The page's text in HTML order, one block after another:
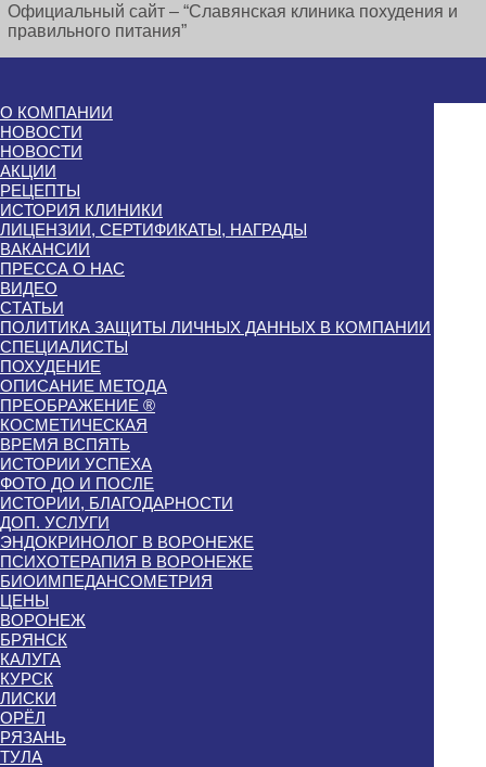
Официальный сайт – “Славянская клиника похудения и
правильного питания”
О КОМПАНИИ
НОВОСТИ
НОВОСТИ
АКЦИИ
РЕЦЕПТЫ
ИСТОРИЯ КЛИНИКИ
ЛИЦЕНЗИИ, СЕРТИФИКАТЫ, НАГРАДЫ
ВАКАНСИИ
ПРЕССА О НАС
ВИДЕО
СТАТЬИ
ПОЛИТИКА ЗАЩИТЫ ЛИЧНЫХ ДАННЫХ В КОМПАНИИ
СПЕЦИАЛИСТЫ
ПОХУДЕНИЕ
ОПИСАНИЕ МЕТОДА
ПРЕОБРАЖЕНИЕ ®
КОСМЕТИЧЕСКАЯ
ВРЕМЯ ВСПЯТЬ
ИСТОРИИ УСПЕХА
ФОТО ДО И ПОСЛЕ
ИСТОРИИ, БЛАГОДАРНОСТИ
ДОП. УСЛУГИ
ЭНДОКРИНОЛОГ В ВОРОНЕЖЕ
ПСИХОТЕРАПИЯ В ВОРОНЕЖЕ
БИОИМПЕДАНСОМЕТРИЯ
ЦЕНЫ
ВОРОНЕЖ
БРЯНСК
КАЛУГА
КУРСК
ЛИСКИ
ОРЁЛ
РЯЗАНЬ
ТУЛА